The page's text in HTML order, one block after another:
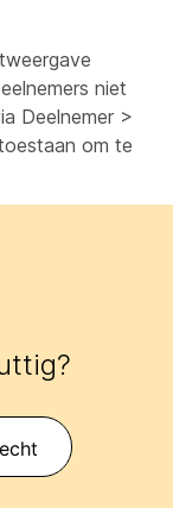
niet
Deelnemer >
om te